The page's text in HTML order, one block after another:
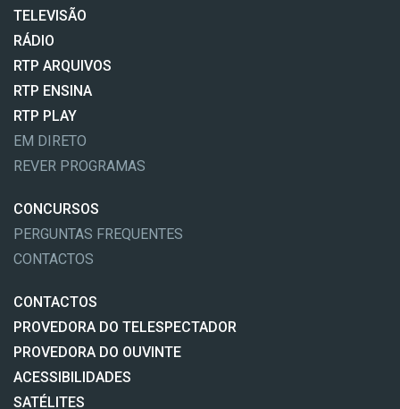
TELEVISÃO
RÁDIO
RTP ARQUIVOS
RTP ENSINA
RTP PLAY
EM DIRETO
REVER PROGRAMAS
CONCURSOS
PERGUNTAS FREQUENTES
CONTACTOS
CONTACTOS
PROVEDORA DO TELESPECTADOR
PROVEDORA DO OUVINTE
ACESSIBILIDADES
SATÉLITES